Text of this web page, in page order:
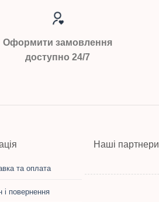
Оформити замовлення
доступно 24/7
та оплата
і повернення
Наші партнери